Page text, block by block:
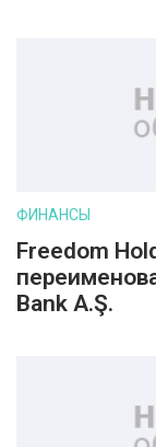
ФИНАНСЫ
Freedom
Bank A.Ş.